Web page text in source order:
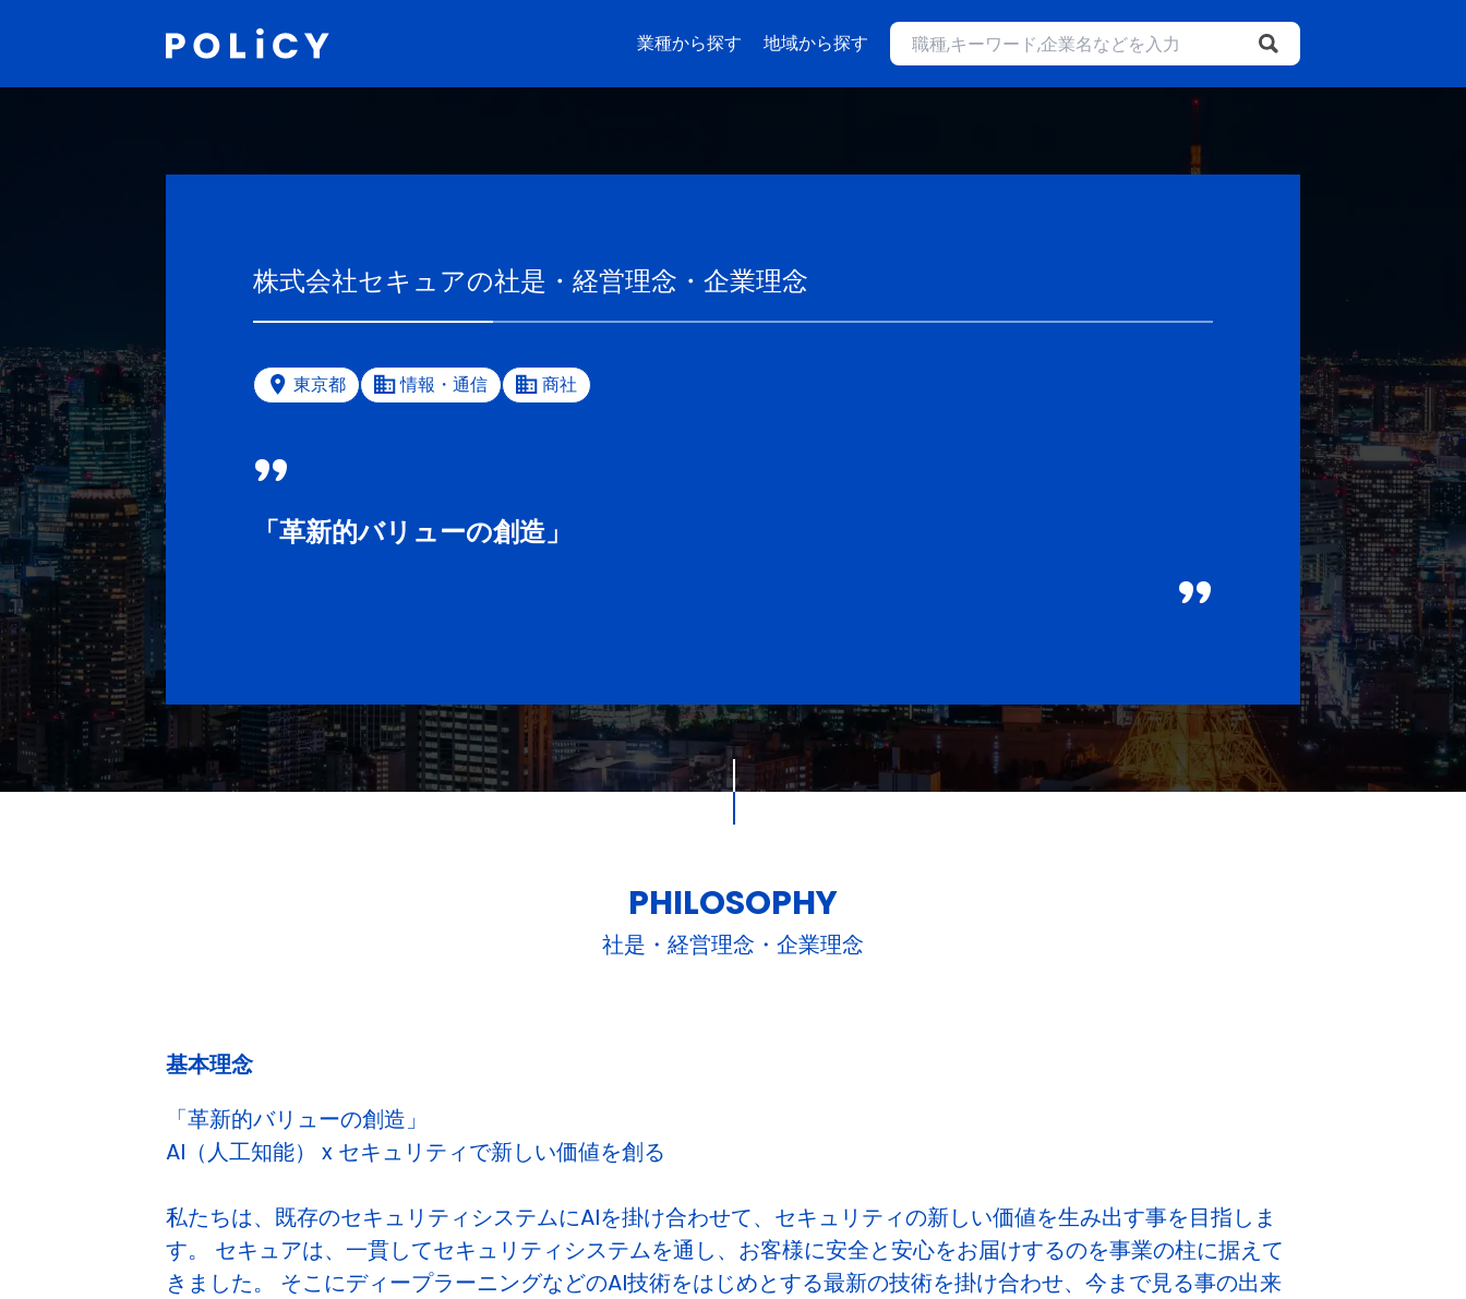
業種から探す 地域から探す
株式会社セキュアの社是・経営理念・企業理念
東京都 情報・通信 商社
「革新的バリューの創造」
PHILOSOPHY
社是・経営理念・企業理念
基本理念
「革新的バリューの創造」
AI（人工知能） x セキュリティで新しい価値を創る
私たちは、既存のセキュリティシステムにAIを掛け合わせて、セキュリティの新しい価値を生み出す事を目指しま
す。 セキュアは、一貫してセキュリティシステムを通し、お客様に安全と安心をお届けするのを事業の柱に据えて
きました。 そこにディープラーニングなどのAI技術をはじめとする最新の技術を掛け合わせ、今まで見る事の出来